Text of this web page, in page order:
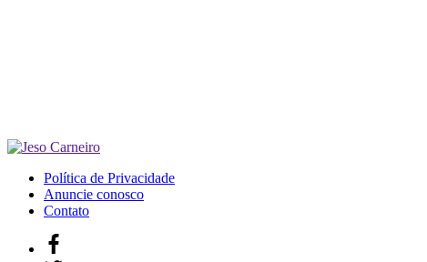
Política de Privacidade
Anuncie conosco
Contato